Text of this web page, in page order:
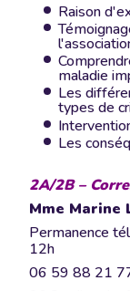
Raison
maladie
Les
types de
Les
2A/2B –
Mme Marine
Permanence
12h
06 59 88 21